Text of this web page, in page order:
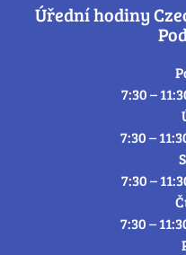
Úřední hodiny
7:30 –
7:30 –
7:30 –
7:30 –